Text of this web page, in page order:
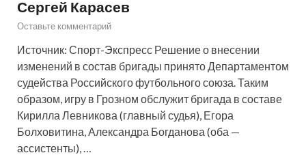
Сергей Карасев
Оставьте комментарий
Источник: Спорт-Экспресс Решение о внесении
изменений в состав бригады принято Департаментом
судейства Российского футбольного союза. Таким
образом, игру в Грозном обслужит бригада в составе
Кирилла Левникова (главный судья), Егора
Болховитина, Александра Богданова (оба —
ассистенты), …